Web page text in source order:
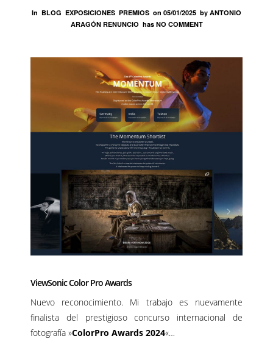
In BLOG EXPOSICIONES PREMIOS on 05/01/2025 by ANTONIO
ARAGÓN RENUNCIO has NO COMMENT
ViewSonic Color Pro Awards
Nuevo reconocimiento. Mi trabajo es nuevamente
finalista del prestigioso concurso internacional de
fotografía »ColorPro Awards 2024«…